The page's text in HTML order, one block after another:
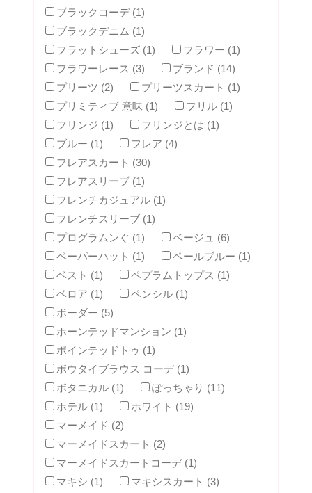
ブラックコーデ (1)
ブラックデニム (1)
フラットシューズ (1)
フラワー (1)
フラワーレース (3)
ブランド (14)
プリーツ (2)
プリーツスカート (1)
プリミティブ 意味 (1)
フリル (1)
フリンジ (1)
フリンジとは (1)
ブルー (1)
フレア (4)
フレアスカート (30)
フレアスリーブ (1)
フレンチカジュアル (1)
フレンチスリーブ (1)
プログラムンぐ (1)
ベージュ (6)
ペーパーハット (1)
ペールブルー (1)
ベスト (1)
ペプラムトップス (1)
ベロア (1)
ペンシル (1)
ボーダー (5)
ホーンテッドマンション (1)
ポインテッドトゥ (1)
ボウタイブラウス コーデ (1)
ボタニカル (1)
ぽっちゃり (11)
ホテル (1)
ホワイト (19)
マーメイド (2)
マーメイドスカート (2)
マーメイドスカートコーデ (1)
マキシ (1)
マキシスカート (3)